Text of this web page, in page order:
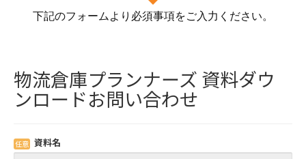
下記のフォームより必須事項をご入力ください。